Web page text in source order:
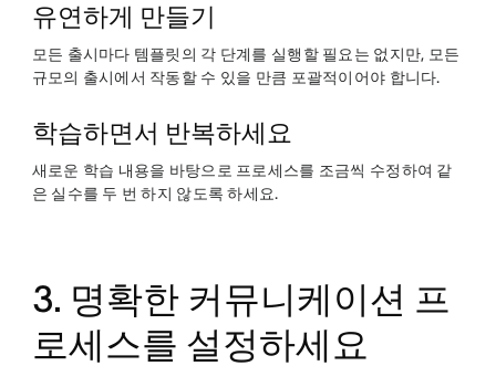
유연하게 만들기
모든 출시마다 템플릿의 각 단계를 실행할 필요는 없지만, 모든
규모의 출시에서 작동할 수 있을 만큼 포괄적이어야 합니다.
학습하면서 반복하세요
새로운 학습 내용을 바탕으로 프로세스를 조금씩 수정하여 같
은 실수를 두 번 하지 않도록 하세요.
3. 명확한 커뮤니케이션 프
로세스를 설정하세요